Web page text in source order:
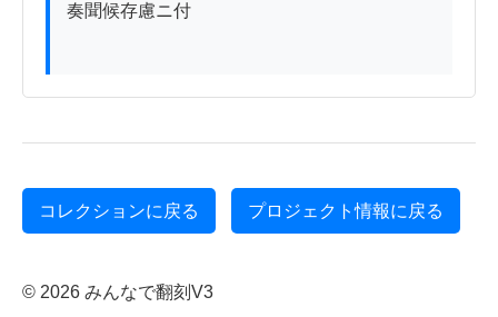
奏聞候存慮ニ付
コレクションに戻る プロジェクト情報に戻る
© 2026 みんなで翻刻V3